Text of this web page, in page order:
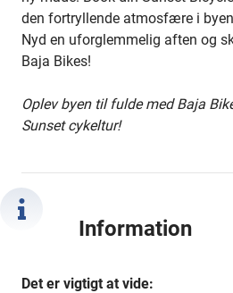
den fortryllende atmosfære i
Nyd en uforglemmelig aften og
Baja Bikes!
Oplev byen til fulde med Baja
Sunset cykeltur!
Information
Det er vigtigt at vide: